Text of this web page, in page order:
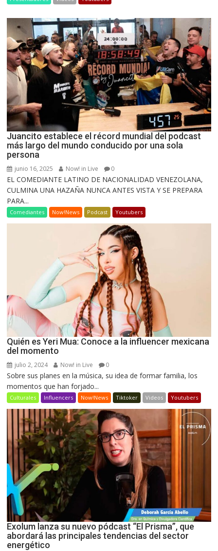
Juancito establece el récord mundial del podcast
más largo del mundo conducido por una sola
persona
junio 16, 2025 Now! in Live 0
EL COMEDIANTE LATINO DE NACIONALIDAD VENEZOLANA,
CULMINA UNA HAZAÑA NUNCA ANTES VISTA Y SE PREPARA
PARA...
Comediantes Now!News Podcast Youtubers
Quién es Yeri Mua: Conoce a la influencer mexicana
del momento
julio 2, 2024 Now! in Live 0
Sobre sus planes en la música, su idea de formar familia, los
momentos que han forjado...
Culturales Influencers Now!News Tiktoker Videos Youtubers
Exolum lanza su nuevo pódcast “El Prisma”, que
abordará las principales tendencias del sector
energético